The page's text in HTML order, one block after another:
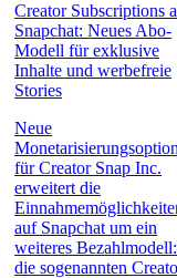
Creator Subscriptions
Snapchat: Neues Abo-
Modell für exklusive
Inhalte und werbefreie
Stories
Neue
für Creator Snap Inc.
erweitert die
auf Snapchat um ein
weiteres Bezahlmodell:
die sogenannten